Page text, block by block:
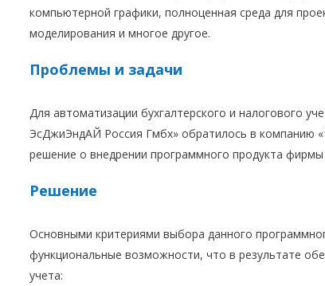
компьютерной графики, полноценная среда для
моделирования и многое другое.
Проблемы и задачи
Для автоматизации бухгалтерского и налогового
ЭсДжиЭндАЙ Россия Гмбх» обратилось в компанию
решение о внедрении программного продукта фирмы
Решение
Основными критериями выбора данного
функциональные возможности, что в результате
учета: